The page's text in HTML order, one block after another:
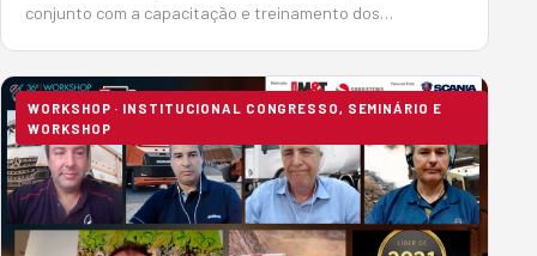
conjunto com a capacitação e treinamento dos
de operação e de manuten&cced…
WORKSHOP · INSTITUCIONAL CONGRESSO, SEMINÁRIO E
WORKSHOP